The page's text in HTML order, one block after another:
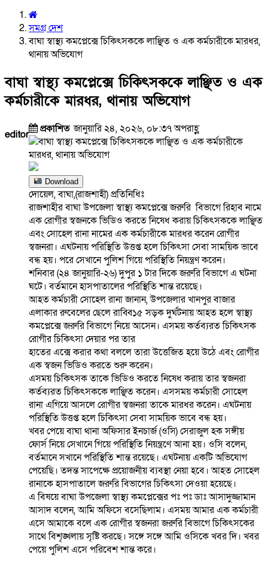
সমগ্র দেশ
বাঘা স্বাস্থ্য কমপ্লেক্সে চিকিৎসককে লাঞ্ছিত ও এক কর্মচারীকে মারধর,
থানায় অভিযোগ
বাঘা স্বাস্থ্য কমপ্লেক্সে চিকিৎসককে লাঞ্ছিত ও এক
কর্মচারীকে মারধর, থানায় অভিযোগ
editor প্রকাশিতজানুয়ারি ২৪, ২০২৬, ০৮:৩৭ অপরাহ্ণ
Download
দোয়েল, বাঘা,(রাজশাহী) প্রতিনিধিঃ
রাজশাহীর বাঘা উপজেলা স্বাস্থ্য কমপ্লেক্সে জরুরি বিভাগে রিহাব নামে
এক রোগীর স্বজনকে ভিডিও করতে নিষেধ করায় চিকিৎসককে লাঞ্ছিত
এবং সোহেল রানা নামের এক কর্মচারীকে মারধর করেন রোগীর
স্বজনরা। এঘটনায় পরিস্থিতি উত্তপ্ত হলে চিকিৎসা সেবা সাময়িক ভাবে
বন্ধ হয়। পরে সেখানে পুলিশ গিয়ে পরিস্থিতি নিয়ন্ত্রণ করেন।
শনিবার (২৪ জানুয়ারি-২৬) দুপুর ১ টার দিকে জরুরি বিভাগে এ ঘটনা
ঘটে। বর্তমানে হাসপাতালের পরিস্থিতি শান্ত রয়েছে।
আহত কর্মচারী সোহেল রানা জানান, উপজেলার খানপুর বাজার
এলাকার রুবেলের ছেলে রাব্বি১৫ সড়ক দুর্ঘটনায় আহত হলে স্বাস্থ্য
কমপ্লেক্সে জরুরি বিভাগে নিয়ে আসেন। এসময় কর্তব্যরত চিকিৎসক
রোগীর চিকিৎসা দেয়ার পর তার
হাতের এক্সে করার কথা বললে তারা উত্তেজিত হয়ে উঠে এবং রোগীর
এক স্বজন ভিডিও করতে শুরু করেন।
এসময় চিকিৎসক তাকে ভিডিও করতে নিষেধ করায় তার স্বজনরা
কর্তব্যরত চিকিৎসককে লাঞ্ছিত করেন। এসসময় কর্মচারী সোহেল
রানা এগিয়ে আসলে রোগীর স্বজনরা তাকে মারধর করেন। এঘটনায়
পরিস্থিতি উত্তপ্ত হলে চিকিৎসা সেবা সাময়িক ভাবে বন্ধ হয়।
খবর পেয়ে বাঘা থানা অফিসার ইনচার্জ (ওসি) সেরাজুল হক সঙ্গীয়
ফোর্স নিয়ে সেখানে গিয়ে পরিস্থিতি নিয়ন্ত্রণে আনা হয়। ওসি বলেন,
বর্তমানে সখানে পরিস্থিতি শান্ত রয়েছে। এঘটনায় একটি অভিযোগ
পেয়েছি। তদন্ত সাপেক্ষে প্রয়োজনীয় ব্যবস্থা নেয়া হবে। আহত সোহেল
রানাকে হাসপাতালে জরুরি বিভাগের চিকিৎসা দেওয়া হয়েছে।
এ বিষয়ে বাঘা উপজেলা স্বাস্থ্য কমপ্লেক্সের পঃ পঃ ডাঃ আসাদুজ্জামান
আসাদ বলেন, আমি অফিসে বসেছিলাম। এসময় আমার এক কর্মচারী
এসে আমাকে বলে এক রোগীর স্বজনরা জরুরি বিভাগে চিকিৎসকের
সাথে বিশৃঙ্খলায় সৃষ্টি করছে। সঙ্গে সঙ্গে আমি ওসিকে খবর দি। খবর
পেয়ে পুলিশ এসে পরিবেশ শান্ত করে।